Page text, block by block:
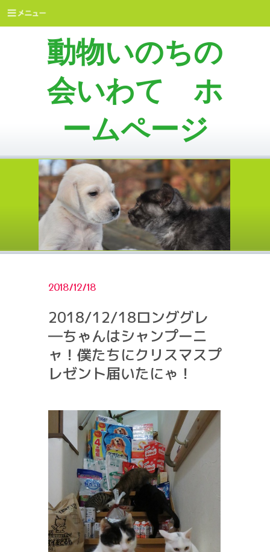
動物いのちの
会いわて ホ
ームページ
2018/12/18
2018/12/18ロンググレ
―ちゃんはシャンプーニ
ャ！僕たちにクリスマスプ
レゼント届いたにゃ！